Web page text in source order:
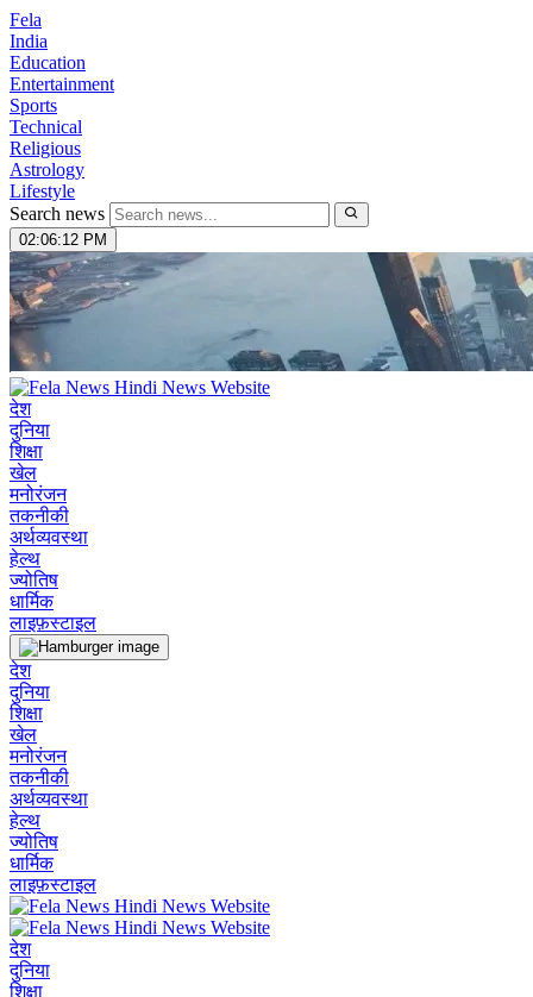
Fela
India
Education
Entertainment
Sports
Technical
Religious
Astrology
Lifestyle
Search news
02:06:13 PM
देश
दुनिया
शिक्षा
खेल
मनोरंजन
तकनीकी
अर्थव्यवस्था
हेल्थ
ज्योतिष
धार्मिक
लाइफ़स्टाइल
देश
दुनिया
शिक्षा
खेल
मनोरंजन
तकनीकी
अर्थव्यवस्था
हेल्थ
ज्योतिष
धार्मिक
लाइफ़स्टाइल
देश
दुनिया
शिक्षा